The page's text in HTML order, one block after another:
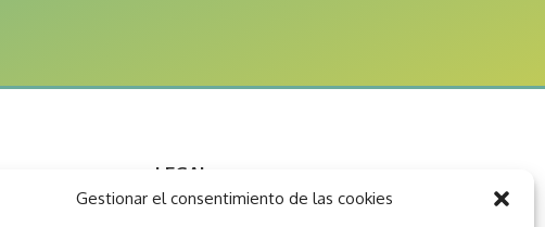
Gestionar el consentimiento de las cookies
LEGAL
Aviso legal